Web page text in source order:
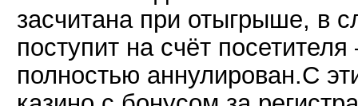
засчитана при отыгрыше, в
поступит на счёт
полностью аннулирован.С